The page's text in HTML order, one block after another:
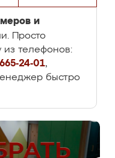
и
Просто
из телефонов:
24-01,
быстро